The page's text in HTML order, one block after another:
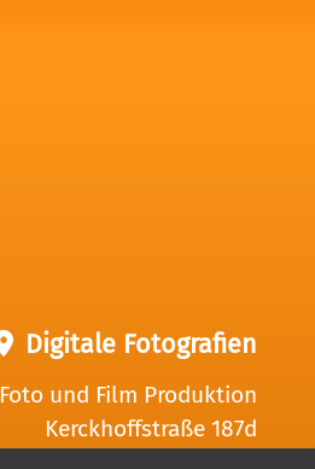
Digitale Fotografien
Foto und Film Produktion
Kerckhoffstraße 187d